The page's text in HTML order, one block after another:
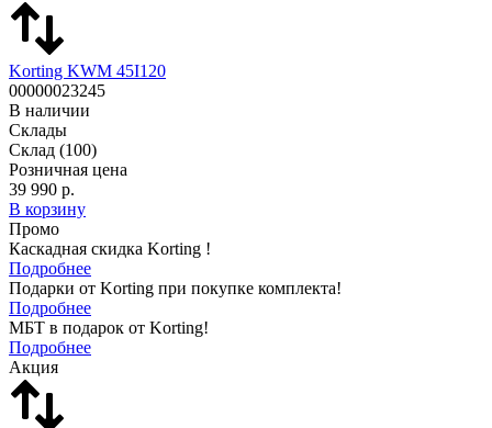
Korting KWM 45I120
00000023245
В наличии
Склады
Склад (100)
Розничная цена
39 990 р.
В корзину
Промо
Каскадная скидка Korting !
Подробнее
Подарки от Korting при покупке комплекта!
Подробнее
МБТ в подарок от Korting!
Подробнее
Акция